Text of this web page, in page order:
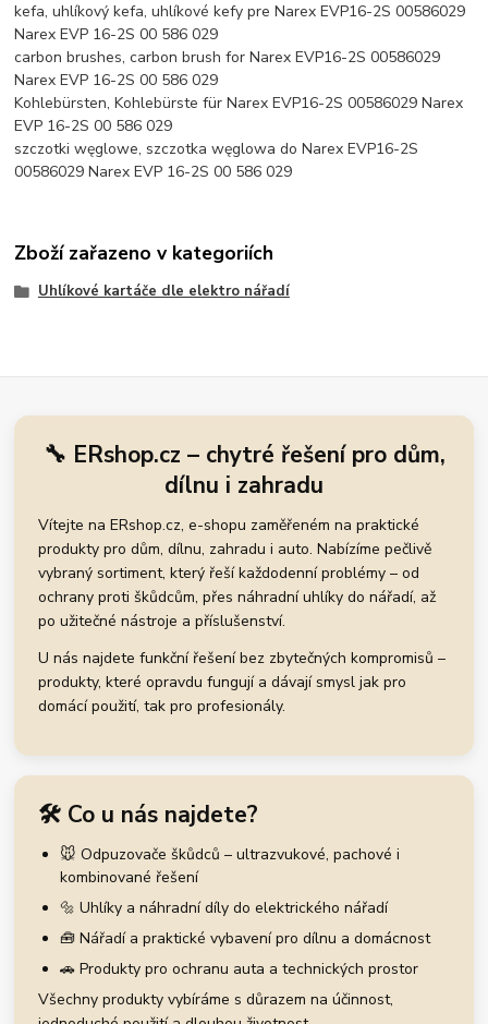
kefa, uhlíkový kefa, uhlíkové kefy pre Narex EVP16-2S 00586029
Narex EVP 16-2S 00 586 029
carbon brushes, carbon brush for Narex EVP16-2S 00586029
Narex EVP 16-2S 00 586 029
Kohlebürsten, Kohlebürste für Narex EVP16-2S 00586029 Narex
EVP 16-2S 00 586 029
szczotki węglowe, szczotka węglowa do Narex EVP16-2S
00586029 Narex EVP 16-2S 00 586 029
Zboží zařazeno v kategoriích
Uhlíkové kartáče dle elektro nářadí
🔧 ERshop.cz – chytré řešení pro dům,
dílnu i zahradu
Vítejte na ERshop.cz, e-shopu zaměřeném na praktické
produkty pro dům, dílnu, zahradu i auto. Nabízíme pečlivě
vybraný sortiment, který řeší každodenní problémy – od
ochrany proti škůdcům, přes náhradní uhlíky do nářadí, až
po užitečné nástroje a příslušenství.
U nás najdete funkční řešení bez zbytečných kompromisů –
produkty, které opravdu fungují a dávají smysl jak pro
domácí použití, tak pro profesionály.
🛠️ Co u nás najdete?
🐭 Odpuzovače škůdců – ultrazvukové, pachové i
kombinované řešení
🔩 Uhlíky a náhradní díly do elektrického nářadí
🧰 Nářadí a praktické vybavení pro dílnu a domácnost
🚗 Produkty pro ochranu auta a technických prostor
Všechny produkty vybíráme s důrazem na účinnost,